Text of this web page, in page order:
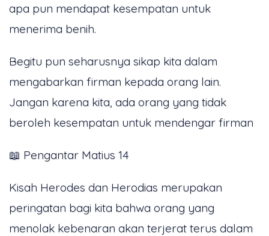
apa pun mendapat kesempatan untuk
menerima benih.
Begitu pun seharusnya sikap kita dalam
mengabarkan firman kepada orang lain.
Jangan karena kita, ada orang yang tidak
beroleh kesempatan untuk mendengar firman
📖 Pengantar Matius 14
Kisah Herodes dan Herodias merupakan
peringatan bagi kita bahwa orang yang
menolak kebenaran akan terjerat terus dalam